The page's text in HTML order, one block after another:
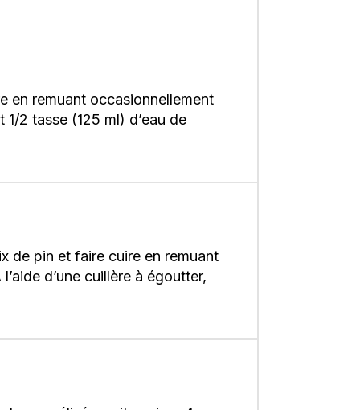
en remuant occasionnellement
2 tasse (125 ml) d’eau de
de pin et faire cuire en remuant
d’une cuillère à égoutter,